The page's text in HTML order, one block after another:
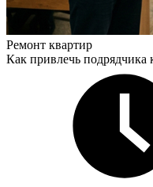
Ремонт квартир
Как привлечь подрядчика